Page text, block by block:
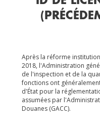
Après la réforme
2018, l'Administration
de l'inspection et de la
fonctions ont
d'État pour la
assumées par
Douanes (GACC).